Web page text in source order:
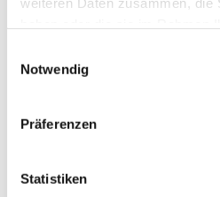
Notwendig
Präferenzen
Statistiken
Dies könnte